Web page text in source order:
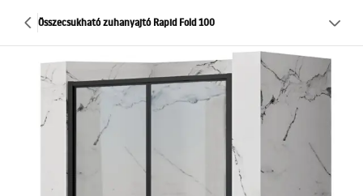
Összecsukható zuhanyajtó Rapid Fold 100